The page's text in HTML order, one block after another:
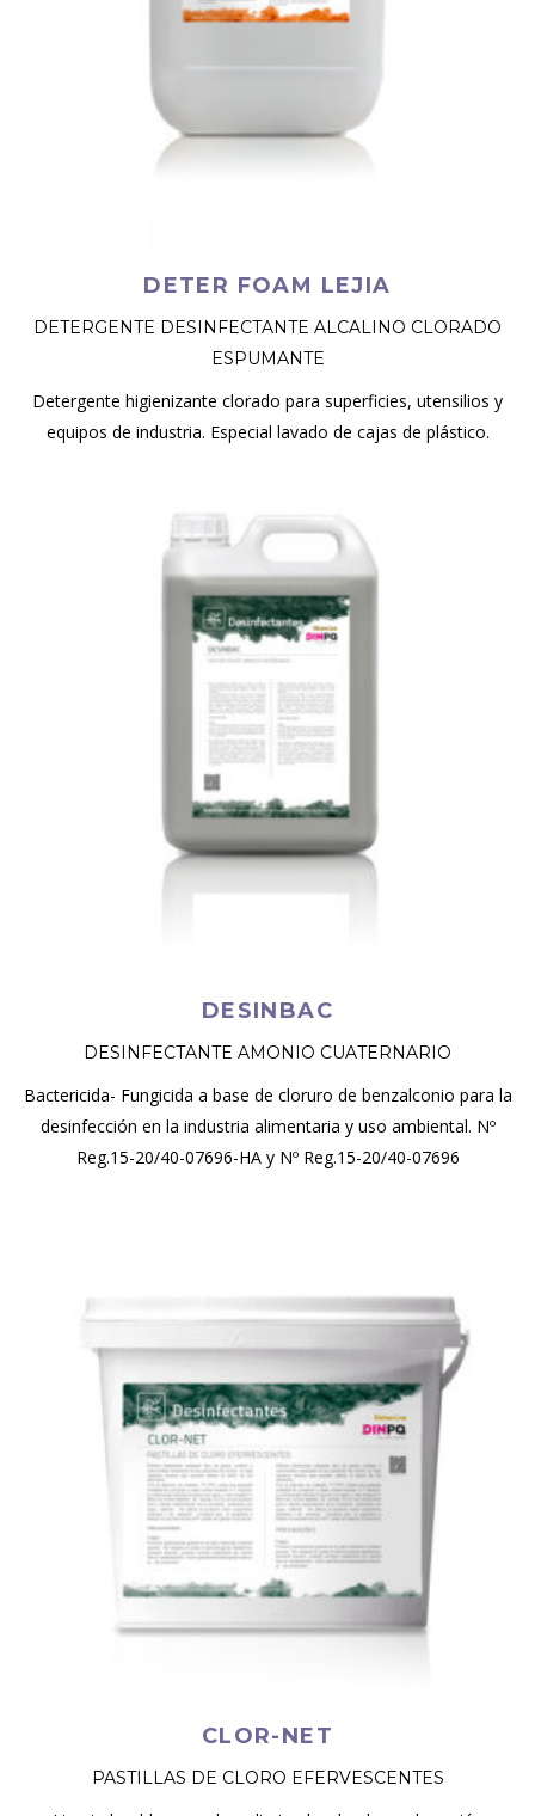
DETER FOAM LEJIA
DETERGENTE DESINFECTANTE ALCALINO CLORADO
ESPUMANTE
Detergente higienizante clorado para superficies, utensilios y
equipos de industria. Especial lavado de cajas de plástico.
DESINBAC
DESINFECTANTE AMONIO CUATERNARIO
Bactericida- Fungicida a base de cloruro de benzalconio para la
desinfección en la industria alimentaria y uso ambiental. Nº
Reg.15-20/40-07696-HA y Nº Reg.15-20/40-07696
CLOR-NET
PASTILLAS DE CLORO EFERVESCENTES